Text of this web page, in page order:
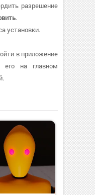
разрешение
.
установки.
в приложение
его на главном